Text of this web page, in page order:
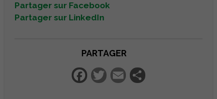
Partager sur Facebook
Partager sur LinkedIn
PARTAGER
Facebook
Twitter
Email